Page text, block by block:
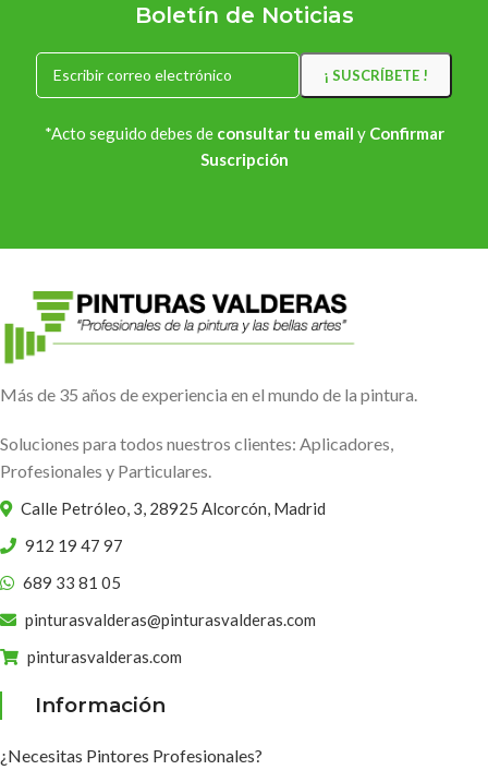
Boletín de Noticias
*Acto seguido debes de consultar tu email y Confirmar
Suscripción
Más de 35 años de experiencia en el mundo de la pintura.
Soluciones para todos nuestros clientes: Aplicadores,
Profesionales y Particulares.
Calle Petróleo, 3, 28925 Alcorcón, Madrid
912 19 47 97
689 33 81 05
pinturasvalderas@pinturasvalderas.com
pinturasvalderas.com
Información
¿Necesitas Pintores Profesionales?